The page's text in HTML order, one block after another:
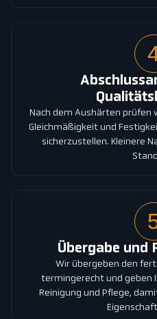
Nach dem Aushärten prüfen
Gleichmäßigkeit und
sicherzustellen. Kleinere
Übergabe und
Wir übergeben den
termingerecht und geben
Reinigung und Pflege,